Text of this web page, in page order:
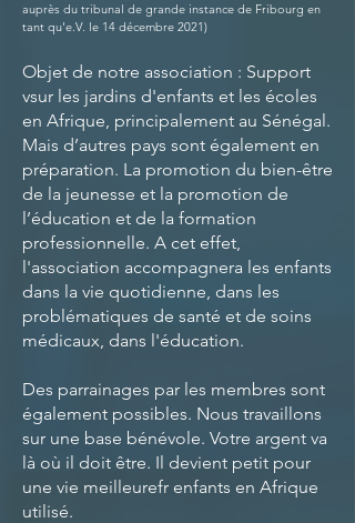
auprès du tribunal de grande instance de Fribourg en
tant qu'e.V. le 14 décembre 2021)
Objet de notre association : Support
vsur les jardins d'enfants et les écoles
en Afrique, principalement au Sénégal.
Mais d’autres pays sont également en
préparation. La promotion du bien-être
de la jeunesse et la promotion de
l’éducation et de la formation
professionnelle. A cet effet,
l'association accompagnera les enfants
dans la vie quotidienne, dans les
problématiques de santé et de soins
médicaux, dans l'éducation.
Des parrainages par les membres sont
également possibles. Nous travaillons
sur une base bénévole. Votre argent va
là où il doit être. Il devient petit pour
une vie meilleurefr enfants en Afrique
utilisé.